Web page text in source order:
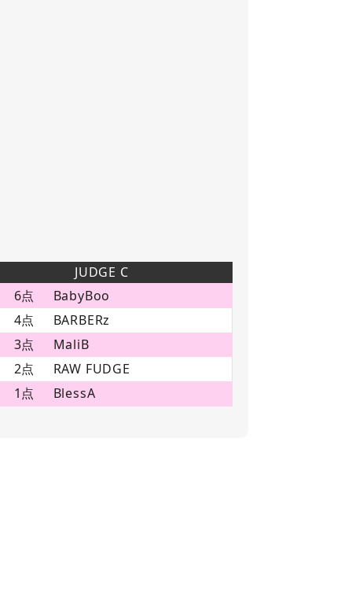
JUDGE C
6点
BabyBoo
4点
BARBERz
3点
MaliB
2点
RAW FUDGE
1点
BlessA